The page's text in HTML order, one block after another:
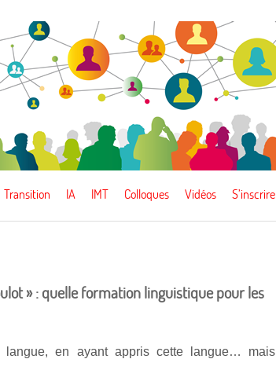
Transition IA IMT Colloques Vidéos S’inscrire
» : quelle formation linguistique pour les
langue, en ayant appris cette langue… mais